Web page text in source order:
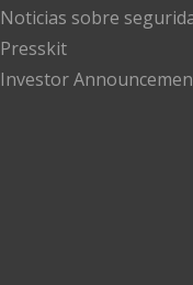
Noticias sobre
Presskit
Investor